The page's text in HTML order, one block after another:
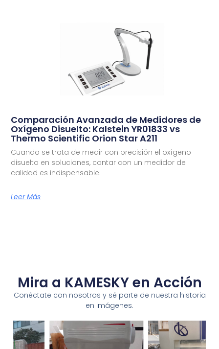
Comparación Avanzada de Medidores de
Oxígeno Disuelto: Kalstein YR01833 vs
Thermo Scientific Orion Star A211
Cuando se trata de medir con precisión el oxígeno
disuelto en soluciones, contar con un medidor de
calidad es indispensable.
Leer Más
Mira a KAMESKY en Acción
Conéctate con nosotros y sé parte de nuestra historia
en imágenes.